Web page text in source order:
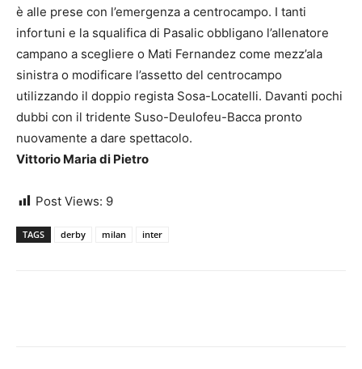
è alle prese con l’emergenza a centrocampo. I tanti
infortuni e la squalifica di Pasalic obbligano l’allenatore
campano a scegliere o Mati Fernandez come mezz’ala
sinistra o modificare l’assetto del centrocampo
utilizzando il doppio regista Sosa-Locatelli. Davanti pochi
dubbi con il tridente Suso-Deulofeu-Bacca pronto
nuovamente a dare spettacolo.
Vittorio Maria di Pietro
Post Views: 9
TAGS derby milan inter